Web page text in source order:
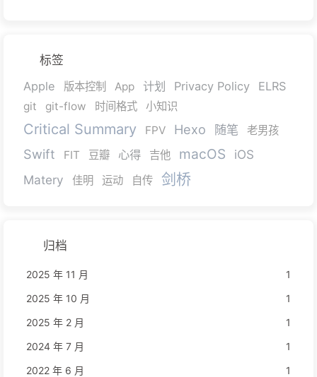
标签
Apple
版本控制 App 计划 Privacy Policy ELRS
git git-flow 时间格式 小知识
Critical Summary FPV Hexo 随笔 老男孩
Swift FIT 豆瓣 心得 吉他 macOS
iOS
Matery
佳明 运动 自传 剑桥
归档
2025 年 11 月
1
2025 年 10 月
1
2025 年 2 月
1
2024 年 7 月
1
2022 年 6 月
1